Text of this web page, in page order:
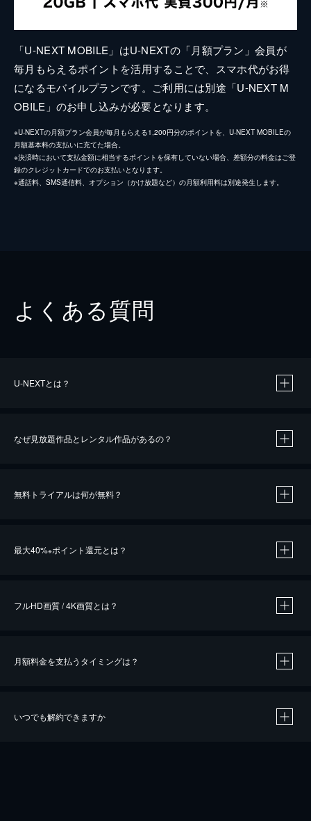
「U-NEXT MOBILE」はU-NEXTの「月額プラン」会員が
毎月もらえるポイントを活用することで、スマホ代がお得
になるモバイルプランです。ご利用には別途「U-NEXT M
OBILE」のお申し込みが必要となります。
※U-NEXTの月額プラン会員が毎月もらえる1,200円分のポイントを、U-NEXT MOBILEの
月額基本料の支払いに充てた場合。
※決済時において支払金額に相当するポイントを保有していない場合、差額分の料金はご登
録のクレジットカードでのお支払いとなります。
※通話料、SMS通信料、オプション（かけ放題など）の月額利用料は別途発生します。
よくある質問
U-NEXTとは？
なぜ見放題作品とレンタル作品があるの？
無料トライアルは何が無料？
最大40%※ポイント還元とは？
※40％ポイント還元の対象は、クレジットカード決済による作品の購入 / レンタルです。
フルHD画質 / 4K画質とは？
月額料金を支払うタイミングは？
いつでも解約できますか